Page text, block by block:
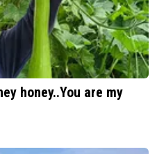
honey..You are my